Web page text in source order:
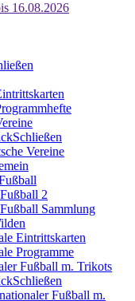
16.08.2026
Schließen
Vereine
2
Sammlung
Eintrittskarten
Programme
Fußball m. Trikots
Schließen
Fußball m.